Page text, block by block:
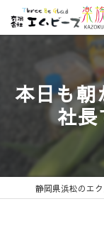
本日も朝
社